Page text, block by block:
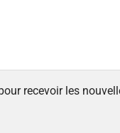
recevoir les